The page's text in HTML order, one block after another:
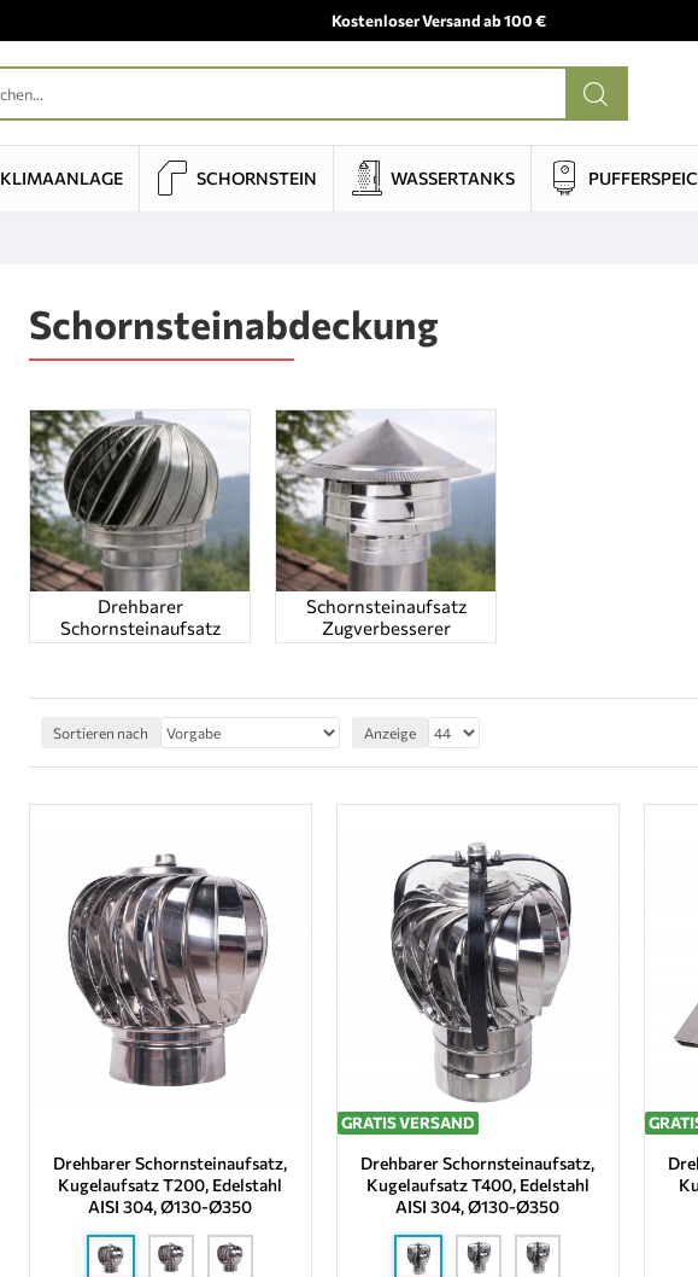
Kostenloser Versand ab 100 €
KLIMAANLAGE SCHORNSTEIN WASSERTANKS
Schornsteinabdeckung
Drehbarer
Schornsteinaufsatz
Schornsteinaufsatz
Zugverbesserer
Sortieren nach Anzeige
Drehbarer Schornsteinaufsatz,
Kugelaufsatz T200, Edelstahl
AISI 304, Ø130-Ø350
GRATIS VERSAND
Drehbarer Schornsteinaufsatz,
Kugelaufsatz T400, Edelstahl
AISI 304, Ø130-Ø350